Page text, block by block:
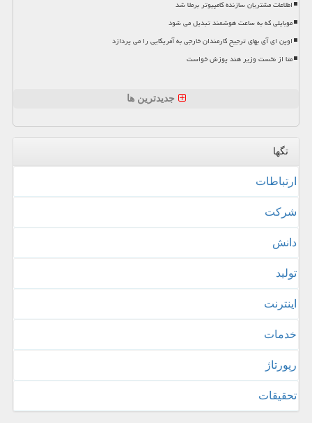
اطلاعات مشتریان سازنده کامپیوتر برملا شد
موبایلی که به ساعت هوشمند تبدیل می شود
اوپن ای آی بهای ترجیح کارمندان خارجی به آمریکایی را می پردازد
متا از نخست وزیر هند پوزش خواست
جدیدترین ها
تگها
ارتباطات
شركت
دانش
تولید
اینترنت
خدمات
رپورتاژ
تحقیقات